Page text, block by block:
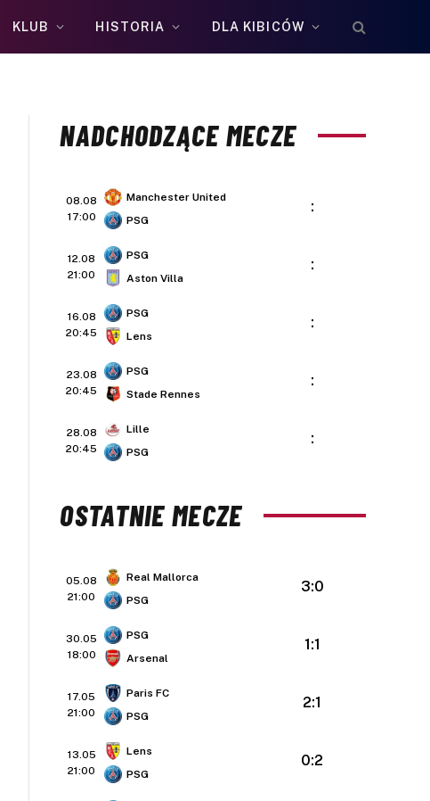
KLUB HISTORIA DLA KIBICÓW
NADCHODZĄCE MECZE
08.08
17:00
Manchester United
PSG
:
12.08
21:00
PSG
Aston Villa
:
16.08
20:45
PSG
Lens
:
23.08
20:45
PSG
Stade Rennes
:
28.08
20:45
Lille
PSG
:
OSTATNIE MECZE
05.08
21:00
Real Mallorca
PSG
3:0
30.05
18:00
PSG
Arsenal
1:1
17.05
21:00
Paris FC
PSG
2:1
13.05
21:00
Lens
PSG
0:2